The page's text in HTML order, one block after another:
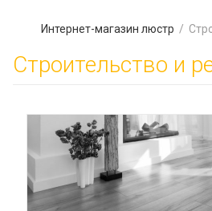
Интернет-магазин люстр /
Строительство и